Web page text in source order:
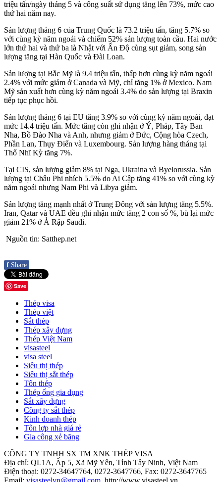
triệu tấn/ngày tháng 5 và công suất sử dụng tăng lên 73%, mức cao
thứ hai năm nay.
Sản lượng tháng 6 của Trung Quốc là 73.2 triệu tấn, tăng 5.7% so
với cùng kỳ năm ngoái và chiếm 52% sản lượng toàn cầu. Hai nước
lớn thứ hai và thứ ba là Nhật với Ấn Độ cùng sụt giảm, song sản
lượng tăng tại Hàn Quốc và Đài Loan.
Sản lượng tại Bắc Mỹ là 9.4 triệu tấn, thấp hơn cùng kỳ năm ngoái
2.4% với mức giảm ở Canada và Mỹ, chỉ tăng 1% ở Mexico. Nam
Mỹ sản xuất hơn cùng kỳ năm ngoái 3.4% do sản lượng tại Braxin
tiếp tục phục hồi.
Sản lượng tháng 6 tại EU tăng 3.9% so với cùng kỳ năm ngoái, đạt
mức 14.4 triệu tấn. Mức tăng còn ghi nhận ở Ý, Pháp, Tây Ban
Nha, Bồ Đào Nha và Anh, nhưng giảm ở Đức, Cộng hòa Czech,
Phần Lan, Thụy Điển và Luxembourg. Sản lượng hàng tháng tại
Thổ Nhĩ Kỳ tăng 7%.
Tại CIS, sản lượng giảm 8% tại Nga, Ukraina và Byelorussia. Sản
lượng tại Châu Phi nhích 5.5% do Ai Cập tăng 41% so với cùng kỳ
năm ngoái nhưng Nam Phi và Libya giảm.
Sản lượng tăng mạnh nhất ở Trung Đông với sản lượng tăng 5.5%.
Iran, Qatar và UAE đều ghi nhận mức tăng 2 con số %, bù lại mức
giảm 21% ở Ả Rập Saudi.
Nguồn tin: Satthep.net
f Share
Save
Thép visa
Thép việt
Sắt thép
Thép xây dựng
Thép Việt Nam
visasteel
visa steel
Siêu thị thép
Siêu thị sắt thép
Tôn thép
Thép ống gia dụng
Sắt xây dựng
Công ty sắt thép
Kinh doanh thép
Tôn lợp nhà giá rẻ
Gia công xẻ băng
CÔNG TY TNHH SX TM XNK THÉP VISA
Địa chỉ: QL1A, Ấp 5, Xã Mỹ Yên, Tỉnh Tây Ninh, Việt Nam
Điện thoại: 0272-34647764, 0272-3647766, Fax: 0272-3647765
Email: visasteelvn@gmail.com , http://www.visasteel.vn